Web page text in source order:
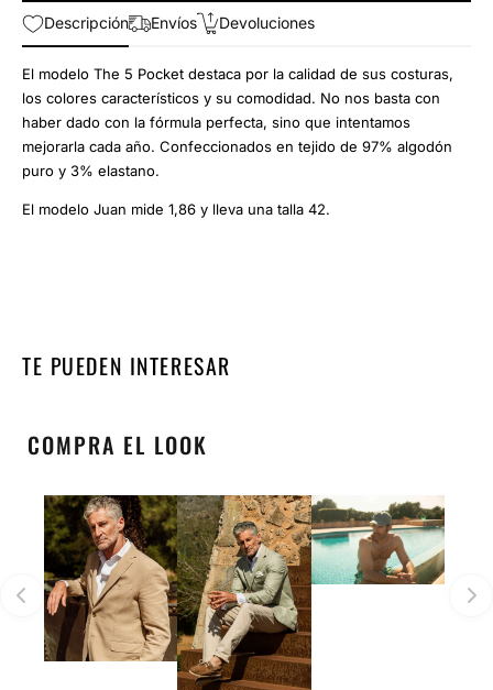
Descripción Envíos Devoluciones
El modelo The 5 Pocket destaca por la calidad de sus costuras,
los colores característicos y su comodidad. No nos basta con
haber dado con la fórmula perfecta, sino que intentamos
mejorarla cada año. Confeccionados en tejido de 97% algodón
puro y 3% elastano.
El modelo Juan mide 1,86 y lleva una talla 42.
TE PUEDEN INTERESAR
COMPRA EL LOOK